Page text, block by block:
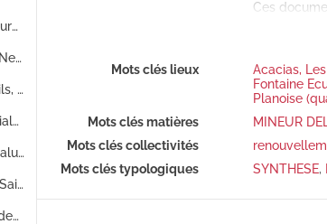
Contrat de ville.- appels d'offre MOUS (maîtrise d'oeuvre urbaine et sociale) tous quartiers, répartition des chefs de projets sur chaque quartier : rapport de présentation, procès-verbaux, cahier de références, attestation de versement, identifiants de candidats aux appels d'offre, dossier de candidature, rapport de synthèse
Contrat de ville.- activité du centre de vacances "centre Nelson Paillou" et le dispositif "Top Vacances", instructions départementales des centres de séjour (sécurité, santé, encadrement etc), bilan de vacances scolaires et de grandes vacances, guide pratique des activités physiques et sportives en centre de vacances et de loisirs (fiches techniques de précautions, équipement, effectifs etc), projet la nature dans la cité, programmes de centre de vacances : récépissé de déclaration d'un séjour de vacances, textes réglementaires, conventions, index de rémunération du personnel vacataire, délibérations du conseil municipal, fiches de prêt (matériel de camping)
Contrat de ville.- implantation des activités à Clairs-Soleils, redynamisation de la vie économique, médiation socio-économique, demande d'aide au titre du FRE (fonds de revitalisation économique), mobilisation de crédits financiers pour des opérations de création d'activité : bilan d'expérimentation , notes d'intention, notes de synthèses, tableaux de statistiques
Contrat de ville.- MOUS (maîtrise d’oeuvre urbaine et sociale) dans les quartiers Grette, Planoise et Rosemont/Saint-Ferjeux, études diverses (profil type des habitants des quartiers, desserte des bus dans les quartiers etc), demandes de subventions, projet de plate-forme multiservice pour favoriser l'insertion sociale et professionnelle des jeunes, restructuration de locaux communs : conventions de quartiers, tableaux (de synthèse, de statistiques, de chiffres), fiches actions, dossiers d'études
Contrat de ville.- récapitulatif de la programmation et évaluation des actions : tableaux récapitulatifs financiers, documents de synthèse
Contrat de ville.- programmation des quartiers Planoise, Saint-Ferjeux et Grette, demandes de subventions, travaux de sécurisation de centre commercial : délibérations du conseil municipal, comptes d'exploitation, état et dépenses des recettes, bilans intermédiaires, classement officiel de clubs et associations sportives, document de travail, tableaux financiers par quartier et par service
Contrat de ville.- étude-action visant le développement des services de proximité (par les cabinets ARGOS développement local, AMEDIS), allocution d'adjoint au maire : articles de presse, rapport de synthèse, comptes rendus de réunions, documentation de la banque CRÉDIT COOPÉRATIF
Ces
Mots clés lieux Acacias,
Fontaine
Planoise
Mots clés matières
MINEUR
Mots clés collectivités
Mots clés typologiques
SYNTHESE,